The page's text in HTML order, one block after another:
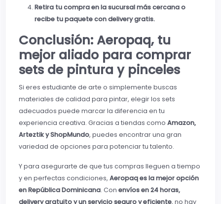
Retira tu compra en la sucursal más cercana o
recibe tu paquete con delivery gratis.
Conclusión: Aeropaq, tu
mejor aliado para comprar
sets de pintura y pinceles
Si eres estudiante de arte o simplemente buscas
materiales de calidad para pintar, elegir los sets
adecuados puede marcar la diferencia en tu
experiencia creativa. Gracias a tiendas como Amazon,
Arteztik y ShopMundo, puedes encontrar una gran
variedad de opciones para potenciar tu talento.
Y para asegurarte de que tus compras lleguen a tiempo
y en perfectas condiciones, Aeropaq es la mejor opción
en República Dominicana. Con envíos en 24 horas,
delivery gratuito y un servicio seguro y eficiente, no hay